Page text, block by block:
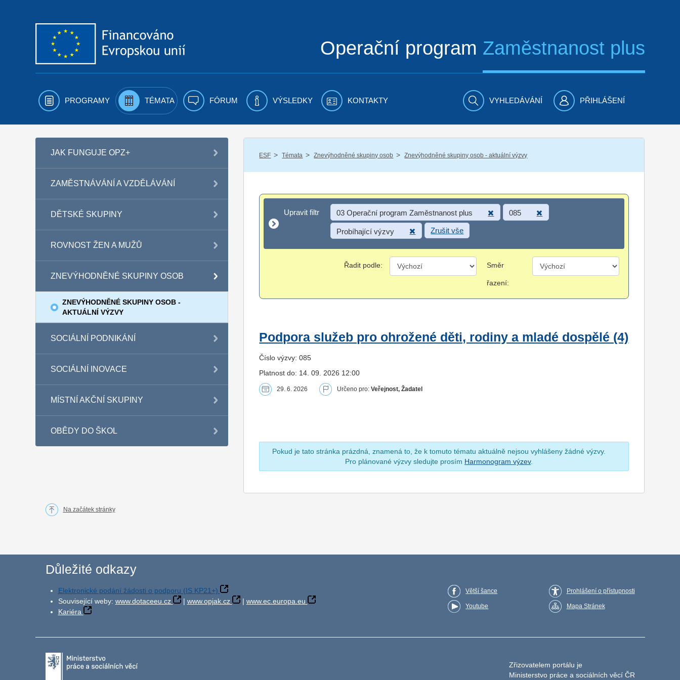
Operační program Zaměstnanost plus
PROGRAMY TÉMATA FÓRUM VÝSLEDKY KONTAKTY VYHLEDÁVÁNÍ PŘIHLÁŠENÍ
JAK FUNGUJE OPZ+
ZAMĚSTNÁVÁNÍ A VZDĚLÁVÁNÍ
DĚTSKÉ SKUPINY
ROVNOST ŽEN A MUŽŮ
ZNEVÝHODNĚNÉ SKUPINY OSOB
ZNEVÝHODNĚNÉ SKUPINY OSOB -
AKTUÁLNÍ VÝZVY
SOCIÁLNÍ PODNIKÁNÍ
SOCIÁLNÍ INOVACE
MÍSTNÍ AKČNÍ SKUPINY
OBĚDY DO ŠKOL
ESF / Témata / Znevýhodněné skupiny osob / Znevýhodněné skupiny osob - aktuální výzvy
Upravit filtr
Upravit filtr 03 Operační program Zaměstnanost plus 085
Probíhající výzvy Zrušit vše
Řadit podle: Směr
řazení:
Podpora služeb pro ohrožené děti, rodiny a mladé dospělé (4)
Číslo výzvy: 085
Platnost do: 14. 09. 2026 12:00
29. 6. 2026 Určeno pro:Veřejnost, Žadatel
Pokud je tato stránka prázdná, znamená to, že k tomuto tématu aktuálně nejsou vyhlášeny žádné výzvy.
Pro plánované výzvy sledujte prosím Harmonogram výzev.
Na začátek stránky
Důležité odkazy
Elektronické podání žádosti o podporu (IS KP21+)
Související weby: www.dotaceeu.cz | www.opjak.cz | www.ec.europa.eu
Kariéra
Větší šance
Youtube
Prohlášení o přístupnosti
Mapa Stránek
Zřizovatelem portálu je
Ministerstvo práce a sociálních věcí ČR